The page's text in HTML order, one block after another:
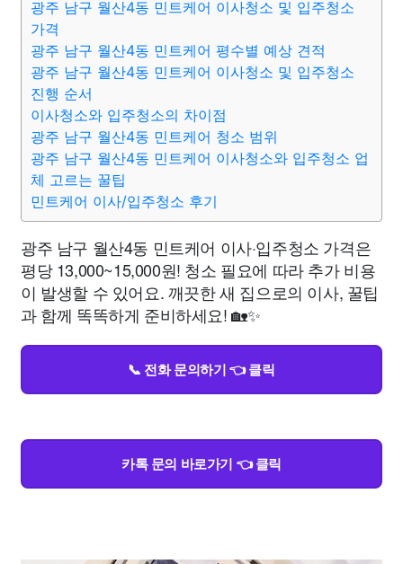
광주 남구 월산4동 민트케어 이사청소 및 입주청소
가격
광주 남구 월산4동 민트케어 평수별 예상 견적
광주 남구 월산4동 민트케어 이사청소 및 입주청소
진행 순서
이사청소와 입주청소의 차이점
광주 남구 월산4동 민트케어 청소 범위
광주 남구 월산4동 민트케어 이사청소와 입주청소 업
체 고르는 꿀팁
민트케어 이사/입주청소 후기
광주 남구 월산4동 민트케어 이사·입주청소 가격은
평당 13,000~15,000원! 청소 필요에 따라 추가 비용
이 발생할 수 있어요. 깨끗한 새 집으로의 이사, 꿀팁
과 함께 똑똑하게 준비하세요! 🏡✨
📞 전화 문의하기 👈 클릭
카톡 문의 바로가기 👈 클릭